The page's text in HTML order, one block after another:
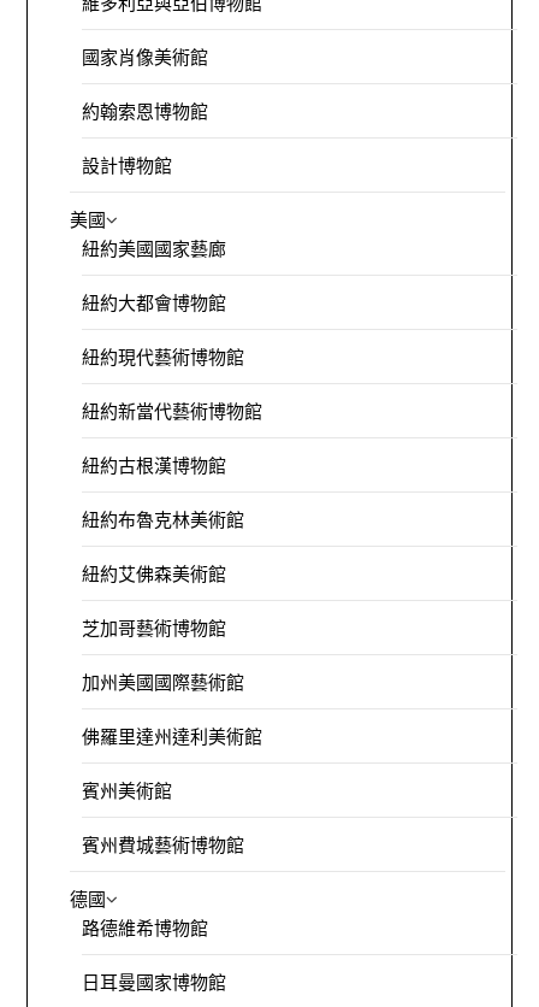
國家肖像美術館
約翰索恩博物館
設計博物館
美國
紐約美國國家藝廊
紐約大都會博物館
紐約現代藝術博物館
紐約新當代藝術博物館
紐約古根漢博物館
紐約布魯克林美術館
紐約艾佛森美術館
芝加哥藝術博物館
加州美國國際藝術館
佛羅里達州達利美術館
賓州美術館
賓州費城藝術博物館
德國
路德維希博物館
日耳曼國家博物館